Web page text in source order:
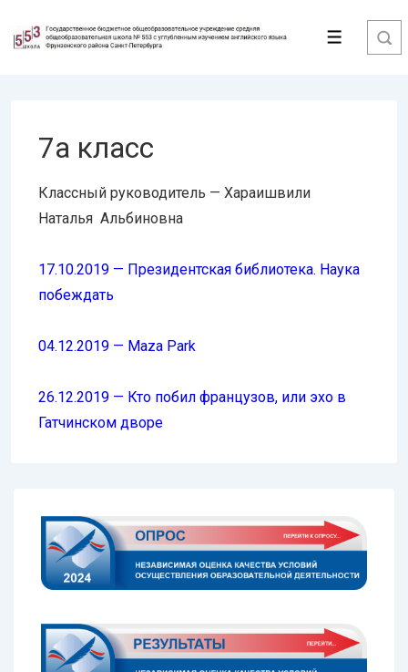
Перейти
Меню
7а класс
Классный руководитель — Хараишвили
Наталья Альбиновна
17.10.2019 — Президентская библиотека. Наука
побеждать
04.12.2019 — Maza Park
26.12.2019 — Кто побил французов, или эхо в
Гатчинском дворе